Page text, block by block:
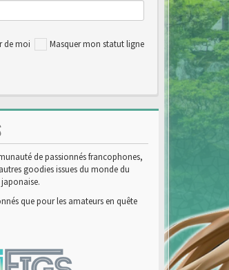
de moi Masquer mon statut ligne
de passionnés francophones,
goodies issues du monde du
que pour les amateurs en quête